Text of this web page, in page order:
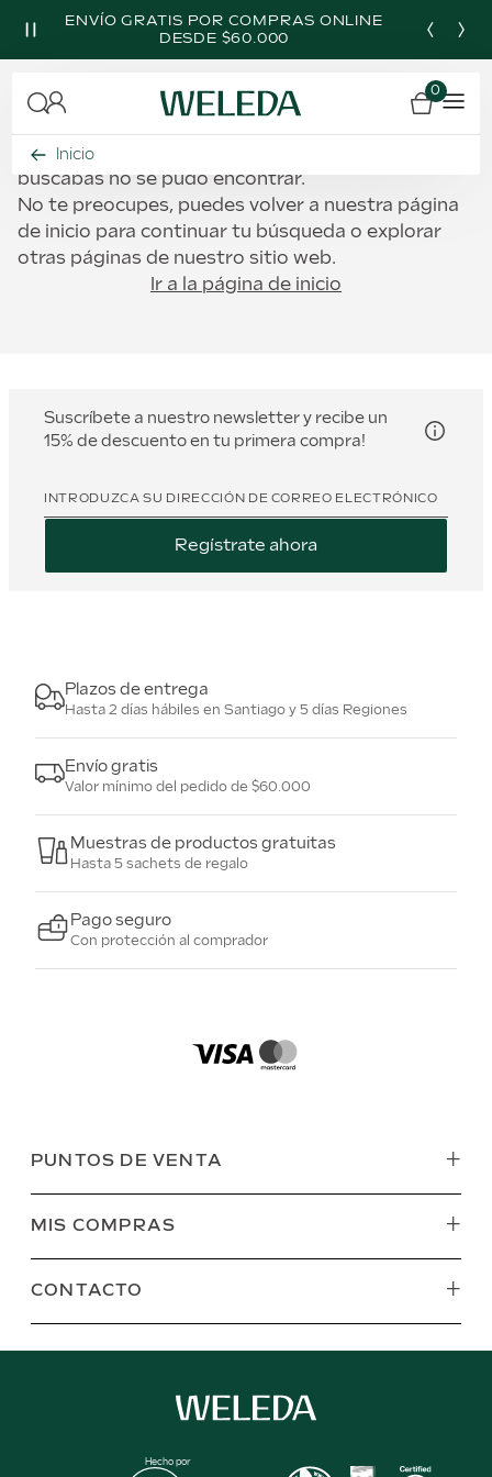
TU
ENVÍ­O GRATIS POR COMPRAS ONLINE
DESDE $60.000
0
Inicio
Lamentablemente, parece que la página que
buscabas no se pudo encontrar.
No te preocupes, puedes volver a nuestra página
de inicio para continuar tu búsqueda o explorar
otras páginas de nuestro sitio web.
Ir a la página de inicio
Suscríbete a nuestro newsletter y recibe un
15% de descuento en tu primera compra!
INTRODUZCA SU DIRECCIÓN DE CORREO ELECTRÓNICO
Regístrate ahora
Plazos de entrega
Hasta 2 días hábiles en Santiago y 5 días Regiones
Envío gratis
Valor mínimo del pedido de $60.000
Muestras de productos gratuitas
Hasta 5 sachets de regalo
Pago seguro
Con protección al comprador
PUNTOS DE VENTA +
MIS COMPRAS +
CONTACTO +
Hecho por